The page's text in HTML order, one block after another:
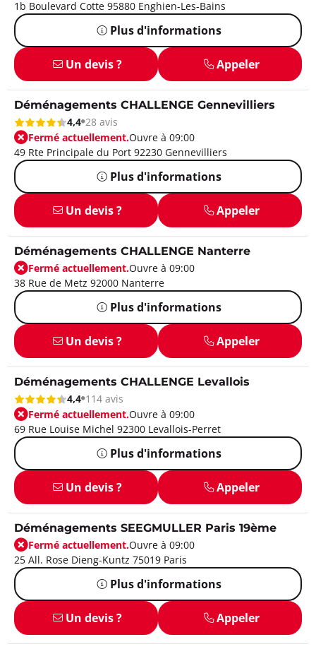
1b Boulevard Cotte 95880 Enghien-Les-Bains
Plus d'informations
Un devis ? Appeler
Déménagements CHALLENGE Gennevilliers
4,4 28 avis
Fermé actuellement.Ouvre à 09:00
49 Rte Principale du Port 92230 Gennevilliers
Plus d'informations
Un devis ? Appeler
Déménagements CHALLENGE Nanterre
Fermé actuellement.Ouvre à 09:00
38 Rue de Metz 92000 Nanterre
Plus d'informations
Un devis ? Appeler
Déménagements CHALLENGE Levallois
4,4 114 avis
Fermé actuellement.Ouvre à 09:00
69 Rue Louise Michel 92300 Levallois-Perret
Plus d'informations
Un devis ? Appeler
Déménagements SEEGMULLER Paris 19ème
Fermé actuellement.Ouvre à 09:00
25 All. Rose Dieng-Kuntz 75019 Paris
Plus d'informations
Un devis ? Appeler